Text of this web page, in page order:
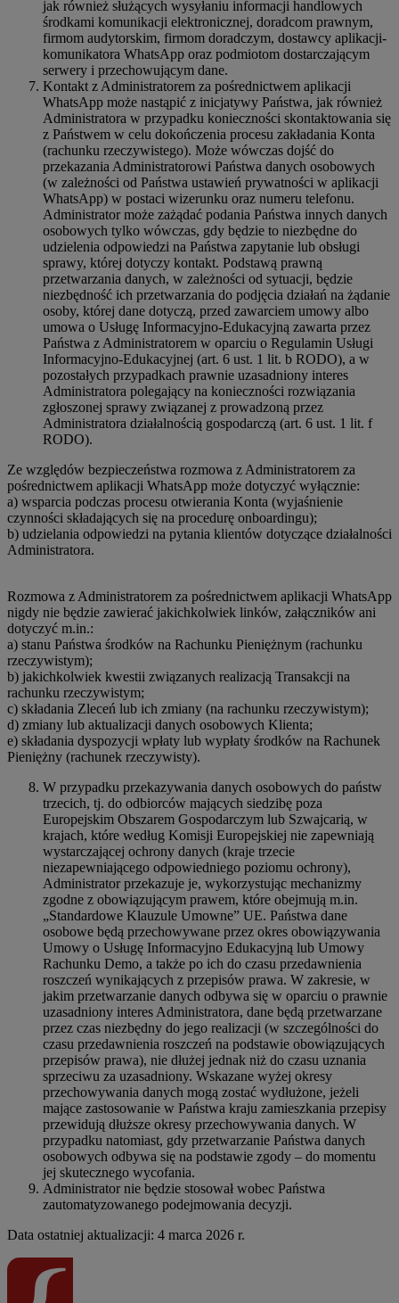
jak również służących wysyłaniu informacji handlowych
środkami komunikacji elektronicznej, doradcom prawnym,
firmom audytorskim, firmom doradczym, dostawcy aplikacji-
komunikatora WhatsApp oraz podmiotom dostarczającym
serwery i przechowującym dane.
Kontakt z Administratorem za pośrednictwem aplikacji
WhatsApp może nastąpić z inicjatywy Państwa, jak również
Administratora w przypadku konieczności skontaktowania się
z Państwem w celu dokończenia procesu zakładania Konta
(rachunku rzeczywistego). Może wówczas dojść do
przekazania Administratorowi Państwa danych osobowych
(w zależności od Państwa ustawień prywatności w aplikacji
WhatsApp) w postaci wizerunku oraz numeru telefonu.
Administrator może zażądać podania Państwa innych danych
osobowych tylko wówczas, gdy będzie to niezbędne do
udzielenia odpowiedzi na Państwa zapytanie lub obsługi
sprawy, której dotyczy kontakt. Podstawą prawną
przetwarzania danych, w zależności od sytuacji, będzie
niezbędność ich przetwarzania do podjęcia działań na żądanie
osoby, której dane dotyczą, przed zawarciem umowy albo
umowa o Usługę Informacyjno-Edukacyjną zawarta przez
Państwa z Administratorem w oparciu o Regulamin Usługi
Informacyjno-Edukacyjnej (art. 6 ust. 1 lit. b RODO), a w
pozostałych przypadkach prawnie uzasadniony interes
Administratora polegający na konieczności rozwiązania
zgłoszonej sprawy związanej z prowadzoną przez
Administratora działalnością gospodarczą (art. 6 ust. 1 lit. f
RODO).
Ze względów bezpieczeństwa rozmowa z Administratorem za
pośrednictwem aplikacji WhatsApp może dotyczyć wyłącznie:
a) wsparcia podczas procesu otwierania Konta (wyjaśnienie
czynności składających się na procedurę onboardingu);
b) udzielania odpowiedzi na pytania klientów dotyczące działalności
Administratora.
Rozmowa z Administratorem za pośrednictwem aplikacji WhatsApp
nigdy nie będzie zawierać jakichkolwiek linków, załączników ani
dotyczyć m.in.:
a) stanu Państwa środków na Rachunku Pieniężnym (rachunku
rzeczywistym);
b) jakichkolwiek kwestii związanych realizacją Transakcji na
rachunku rzeczywistym;
c) składania Zleceń lub ich zmiany (na rachunku rzeczywistym);
d) zmiany lub aktualizacji danych osobowych Klienta;
e) składania dyspozycji wpłaty lub wypłaty środków na Rachunek
Pieniężny (rachunek rzeczywisty).
W przypadku przekazywania danych osobowych do państw
trzecich, tj. do odbiorców mających siedzibę poza
Europejskim Obszarem Gospodarczym lub Szwajcarią, w
krajach, które według Komisji Europejskiej nie zapewniają
wystarczającej ochrony danych (kraje trzecie
niezapewniającego odpowiedniego poziomu ochrony),
Administrator przekazuje je, wykorzystując mechanizmy
zgodne z obowiązującym prawem, które obejmują m.in.
„Standardowe Klauzule Umowne” UE. Państwa dane
osobowe będą przechowywane przez okres obowiązywania
Umowy o Usługę Informacyjno Edukacyjną lub Umowy
Rachunku Demo, a także po ich do czasu przedawnienia
roszczeń wynikających z przepisów prawa. W zakresie, w
jakim przetwarzanie danych odbywa się w oparciu o prawnie
uzasadniony interes Administratora, dane będą przetwarzane
przez czas niezbędny do jego realizacji (w szczególności do
czasu przedawnienia roszczeń na podstawie obowiązujących
przepisów prawa), nie dłużej jednak niż do czasu uznania
sprzeciwu za uzasadniony. Wskazane wyżej okresy
przechowywania danych mogą zostać wydłużone, jeżeli
mające zastosowanie w Państwa kraju zamieszkania przepisy
przewidują dłuższe okresy przechowywania danych. W
przypadku natomiast, gdy przetwarzanie Państwa danych
osobowych odbywa się na podstawie zgody – do momentu
jej skutecznego wycofania.
Administrator nie będzie stosował wobec Państwa
zautomatyzowanego podejmowania decyzji.
Data ostatniej aktualizacji: 4 marca 2026 r.